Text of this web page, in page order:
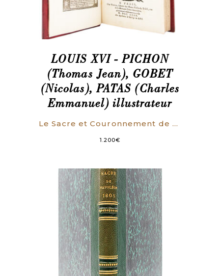
LOUIS XVI - PICHON
(Thomas Jean), GOBET
(Nicolas), PATAS (Charles
Emmanuel) illustrateur
Le Sacre et Couronnement de Louis XVI, Roi de France et de Navarre, Dans l’Église de Reims, le 11 juin 1775 ; Précédé de Recherches sur le Sacre des Rois de France, depuis Clovis jusqu’à Louis XVI ; Et Suivi d’un Journal Historique de ce qui s’est passé à cette auguste Cérémonie. Enrichi d’un très grand nombre de Figures en taille-douce, gravées par le Sieur Pattas, avec leurs explications. (COMPLET)
1.200€